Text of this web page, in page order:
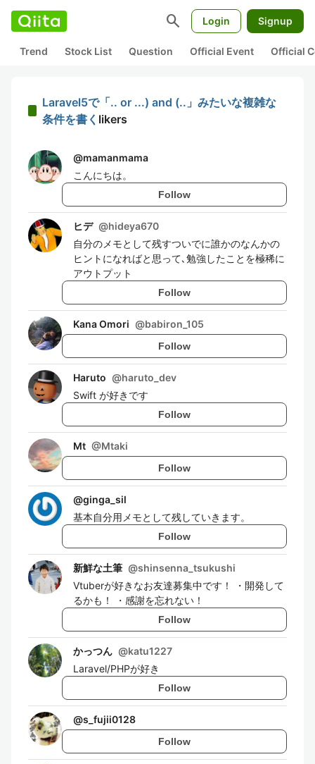
search Login Signup
Trend Stock List Question Official Event Official
Laravel5で「.. or ...) and (..」みたいな複雑な
条件を書く likers
@mamanmama
こんにちは。
Follow
ヒデ @hideya670
自分のメモとして残すついでに誰かのなんかの
ヒントになればと思って､勉強したことを極稀に
アウトプット
Follow
Kana Omori @babiron_105
Follow
Haruto @haruto_dev
Swift が好きです
Follow
Mt @Mtaki
Follow
@ginga_sil
基本自分用メモとして残していきます。
Follow
新鮮な土筆 @shinsenna_tsukushi
Vtuberが好きなお友達募集中です！ ・開発して
るかも！ ・感謝を忘れない！
Follow
かっつん @katu1227
Laravel/PHPが好き
Follow
@s_fujii0128
Follow